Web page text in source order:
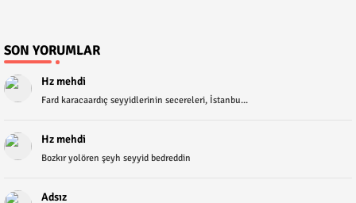
SON YORUMLAR
Hz mehdi
Fard karacaardıç seyyidlerinin secereleri, İstanbu...
Hz mehdi
Bozkır yolören şeyh seyyid bedreddin
Adsız